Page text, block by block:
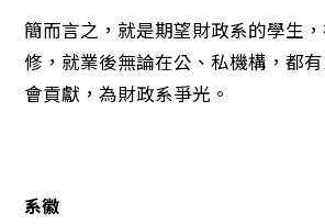
簡而言之，就是期望財政系的學生
修，就業後無論在公、私機構，都
會貢獻，為財政系爭光。
系徽